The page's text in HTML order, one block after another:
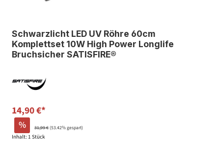
Schwarzlicht LED UV Röhre 60cm
Komplettset 10W High Power Longlife
Bruchsicher SATISFIRE®
14,90 €*
% 31,99 €(53.42% gespart)
Inhalt: 1 Stück